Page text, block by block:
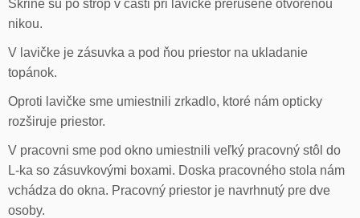
Skrine sú po strop v časti pri lavičke prerušené otvorenou
nikou.
V lavičke je zásuvka a pod ňou priestor na ukladanie
topánok.
Oproti lavičke sme umiestnili zrkadlo, ktoré nám opticky
rozširuje priestor.
V pracovni sme pod okno umiestnili veľký pracovný stôl do
L-ka so zásuvkovými boxami. Doska pracovného stola nám
vchádza do okna. Pracovný priestor je navrhnutý pre dve
osoby.